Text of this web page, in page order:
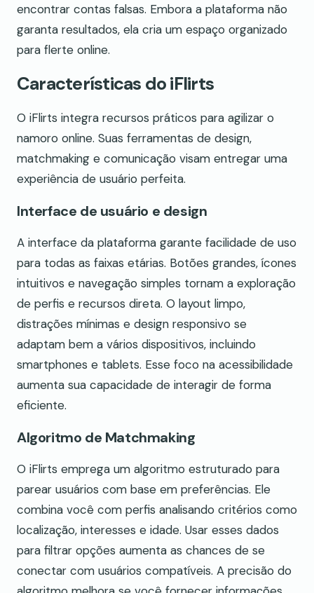
encontrar contas falsas. Embora a plataforma não
garanta resultados, ela cria um espaço organizado
para flerte online.
Características do iFlirts
O iFlirts integra recursos práticos para agilizar o
namoro online. Suas ferramentas de design,
matchmaking e comunicação visam entregar uma
experiência de usuário perfeita.
Interface de usuário e design
A interface da plataforma garante facilidade de uso
para todas as faixas etárias. Botões grandes, ícones
intuitivos e navegação simples tornam a exploração
de perfis e recursos direta. O layout limpo,
distrações mínimas e design responsivo se
adaptam bem a vários dispositivos, incluindo
smartphones e tablets. Esse foco na acessibilidade
aumenta sua capacidade de interagir de forma
eficiente.
Algoritmo de Matchmaking
O iFlirts emprega um algoritmo estruturado para
parear usuários com base em preferências. Ele
combina você com perfis analisando critérios como
localização, interesses e idade. Usar esses dados
para filtrar opções aumenta as chances de se
conectar com usuários compatíveis. A precisão do